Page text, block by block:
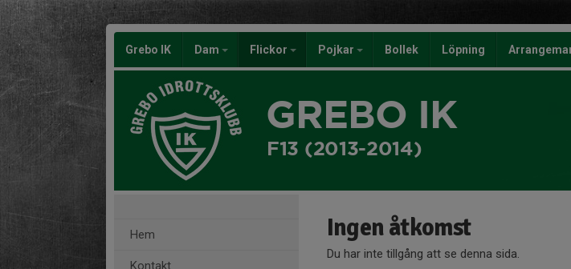
Grebo IK Dam Flickor Pojkar Bollek Löpning
GREBO IK
F13 (2013-2014)
Hem
Kontakt
Ingen åtkomst
Du har inte tillgång att se denna sida.